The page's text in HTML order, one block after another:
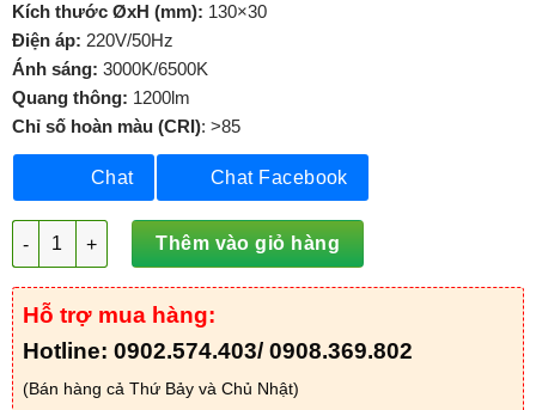
Kích thước ØxH (mm): 130×30
Điện áp: 220V/50Hz
Ánh sáng: 3000K/6500K
Quang thông: 1200lm
Chỉ số hoàn màu (CRI): >85
Chat Chat Facebook
Đèn Led Panel Gắn Nổi 12W - DGC0123 số lượng
Thêm vào giỏ hàng
Hỗ trợ mua hàng:
Hotline: 0902.574.403/ 0908.369.802
(Bán hàng cả Thứ Bảy và Chủ Nhật)